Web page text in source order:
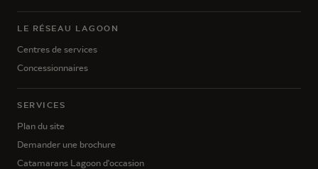
LE RÉSEAU LAGOON
Centres de services
Concessionnaires
SERVICES
Plan du site
Demander une brochure
Catamarans Lagoon d'occasion